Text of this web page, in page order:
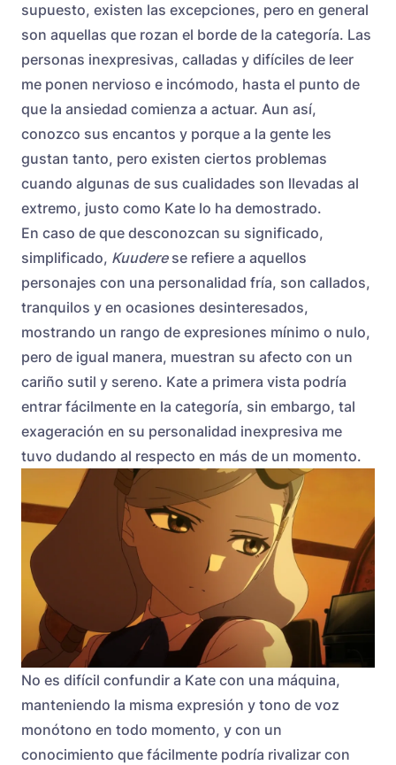
supuesto, existen las excepciones, pero en general
son aquellas que rozan el borde de la categoría. Las
personas inexpresivas, calladas y difíciles de leer
me ponen nervioso e incómodo, hasta el punto de
que la ansiedad comienza a actuar. Aun así,
conozco sus encantos y porque a la gente les
gustan tanto, pero existen ciertos problemas
cuando algunas de sus cualidades son llevadas al
extremo, justo como Kate lo ha demostrado.
En caso de que desconozcan su significado,
simplificado, Kuuderese refiere a aquellos
personajes con una personalidad fría, son callados,
tranquilos y en ocasiones desinteresados,
mostrando un rango de expresiones mínimo o nulo,
pero de igual manera, muestran su afecto con un
cariño sutil y sereno. Kate a primera vista podría
entrar fácilmente en la categoría, sin embargo, tal
exageración en su personalidad inexpresiva me
tuvo dudando al respecto en más de un momento.
No es difícil confundir a Kate con una máquina,
manteniendo la misma expresión y tono de voz
monótono en todo momento, y con un
conocimiento que fácilmente podría rivalizar con